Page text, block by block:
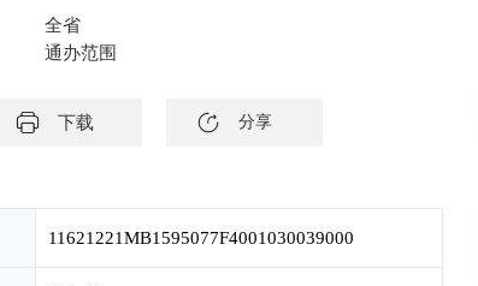
全省
通办范围
下载 分享
11621221MB1595077F4001030039000